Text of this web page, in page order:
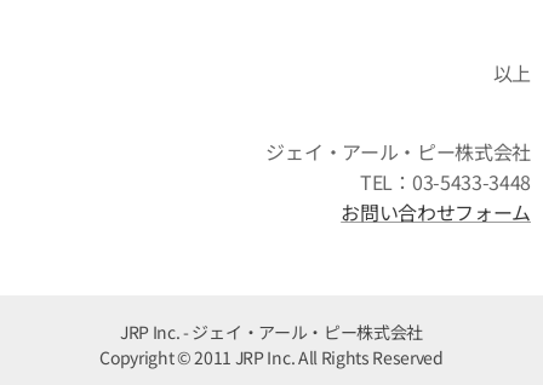
以上
ジェイ・アール・ピー株式会社
TEL：03-5433-3448
お問い合わせフォーム
JRP Inc. - ジェイ・アール・ピー株式会社
Copyright © 2011 JRP Inc. All Rights Reserved